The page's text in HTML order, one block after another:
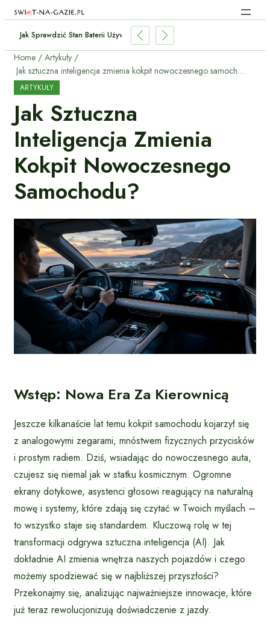
Jak Sprawdzić Stan Baterii Używanego Elektryka Przed Zakupem?
Home
Artykuły
Jak sztuczna inteligencja zmienia kokpit nowoczesnego samochodu?
ARTYKUŁY
Jak Sztuczna
Inteligencja Zmienia
Kokpit Nowoczesnego
Samochodu?
Wstęp: Nowa Era Za Kierownicą
Jeszcze kilkanaście lat temu kokpit samochodu kojarzył się
z analogowymi zegarami, mnóstwem fizycznych przycisków
i prostym radiem. Dziś, wsiadając do nowoczesnego auta,
czujesz się niemal jak w statku kosmicznym. Ogromne
ekrany dotykowe, asystenci głosowi reagujący na naturalną
mowę i systemy, które zdają się czytać w Twoich myślach –
to wszystko staje się standardem. Kluczową rolę w tej
transformacji odgrywa sztuczna inteligencja (AI). Jak
dokładnie AI zmienia wnętrza naszych pojazdów i czego
możemy spodziewać się w najbliższej przyszłości?
Przekonajmy się, analizując najważniejsze innowacje, które
już teraz rewolucjonizują doświadczenie z jazdy.